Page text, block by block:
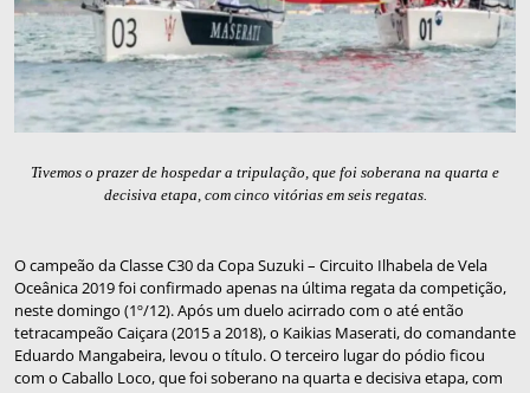
Tivemos o prazer de hospedar a tripulação, que foi soberana na quarta e
decisiva etapa, com cinco vitórias em seis regatas.
O campeão da Classe C30 da Copa Suzuki – Circuito Ilhabela de Vela
Oceânica 2019 foi confirmado apenas na última regata da competição,
neste domingo (1º/12). Após um duelo acirrado com o até então
tetracampeão Caiçara (2015 a 2018), o Kaikias Maserati, do comandante
Eduardo Mangabeira, levou o título. O terceiro lugar do pódio ficou
com o Caballo Loco, que foi soberano na quarta e decisiva etapa, com